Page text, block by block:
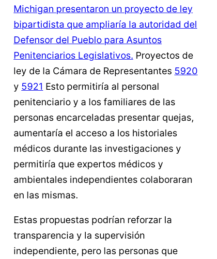
Michigan presentaron un proyecto de ley
bipartidista que ampliaría la autoridad del
Defensor del Pueblo para Asuntos
Penitenciarios Legislativos. Proyectos de
ley de la Cámara de Representantes 5920
y 5921 Esto permitiría al personal
penitenciario y a los familiares de las
personas encarceladas presentar quejas,
aumentaría el acceso a los historiales
médicos durante las investigaciones y
permitiría que expertos médicos y
ambientales independientes colaboraran
en las mismas.
Estas propuestas podrían reforzar la
transparencia y la supervisión
independiente, pero las personas que